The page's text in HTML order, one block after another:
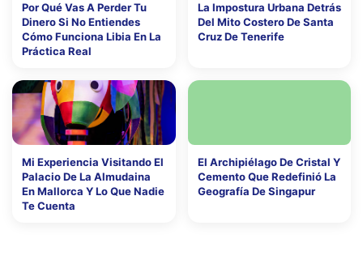
Por Qué Vas A Perder Tu
Dinero Si No Entiendes
Cómo Funciona Libia En La
Práctica Real
La Impostura Urbana Detrás
Del Mito Costero De Santa
Cruz De Tenerife
Mi Experiencia Visitando El
Palacio De La Almudaina
En Mallorca Y Lo Que Nadie
Te Cuenta
El Archipiélago De Cristal Y
Cemento Que Redefinió La
Geografía De Singapur